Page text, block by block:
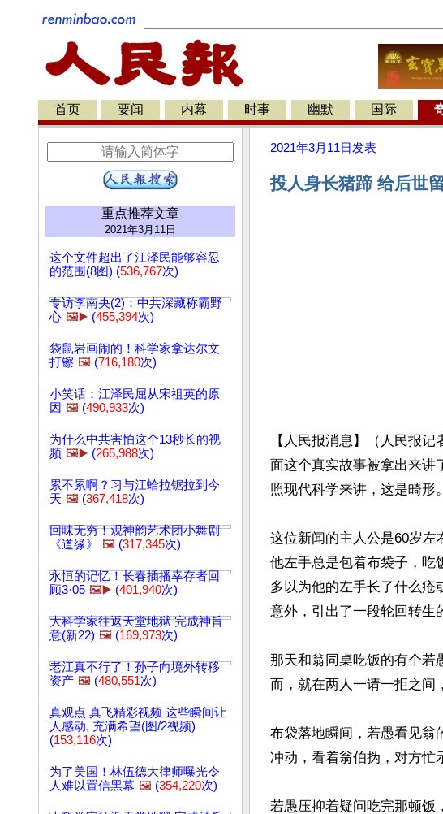
首页 要闻 内幕 时事 幽默 国际
重点推荐文章
2021年3月11日
这个文件超出了江泽民能够容忍
的范围(8图) (536,767次)
专访李南央(2)：中共深藏称霸野
心 🖼️▶️ (455,394次)
袋鼠岩画闹的！科学家拿达尔文
打镲 🖼️ (716,180次)
小笑话：江泽民屈从宋祖英的原
因 🖼️ (490,933次)
为什么中共害怕这个13秒长的视
频 🖼️▶️ (265,988次)
累不累啊？习与江蛤拉锯拉到今
天 🖼️ (367,418次)
回味无穷！观神韵艺术团小舞剧
《道缘》
🖼️ (317,345次)
永恒的记忆！长春插播幸存者回
顾3·05 🖼️▶️ (401,940次)
大科学家往返天堂地狱 完成神旨
意(新22) 🖼️ (169,973次)
老江真不行了！孙子向境外转移
资产 🖼️ (480,551次)
真观点 真飞精彩视频 这些瞬间让
人感动, 充满希望(图/2视频)
(153,116次)
为了美国！林伍德大律师曝光令
人难以置信黑幕 🖼️ (354,220次)
2021年3月11日 发表
投人身长猪蹄 给后世
【人民报消息】（人民报
面这个真实故事被拿出来讲
照现代科学来讲，这是畸形
这位新闻的主人公是60岁左
他左手总是包着布袋子，吃
多以为他的左手长了什么疮
意外，引出了一段轮回转生
那天和翁同桌吃饭的有个若
而，就在两人一请一拒之间
布袋落地瞬间，若愚看见翁
冲动，看着翁伯㧑，对方忙
若愚压抑着疑问吃完那顿饭